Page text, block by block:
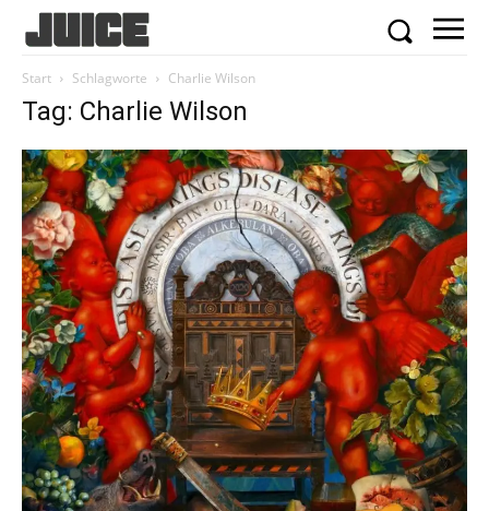
Start Schlagworte Charlie Wilson
Tag: Charlie Wilson